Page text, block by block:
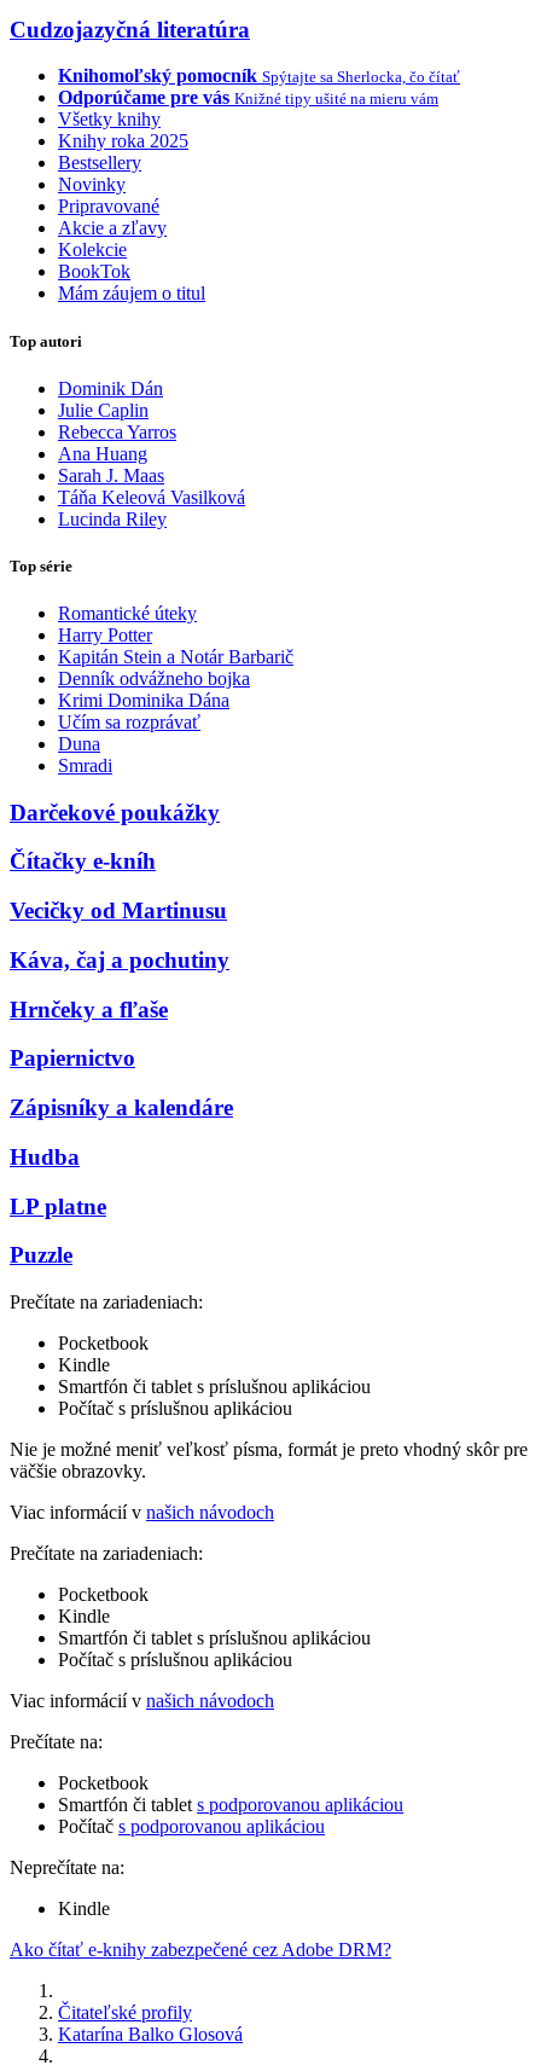
Cudzojazyčná literatúra
Knihomoľský pomocník Spýtajte sa Sherlocka, čo čítať
Odporúčame pre vás Knižné tipy ušité na mieru vám
Všetky knihy
Knihy roka 2025
Bestsellery
Novinky
Pripravované
Akcie a zľavy
Kolekcie
BookTok
Mám záujem o titul
Top autori
Dominik Dán
Julie Caplin
Rebecca Yarros
Ana Huang
Sarah J. Maas
Táňa Keleová Vasilková
Lucinda Riley
Top série
Romantické úteky
Harry Potter
Kapitán Stein a Notár Barbarič
Denník odvážneho bojka
Krimi Dominika Dána
Učím sa rozprávať
Duna
Smradi
Darčekové poukážky
Čítačky e-kníh
Vecičky od Martinusu
Káva, čaj a pochutiny
Hrnčeky a fľaše
Papiernictvo
Zápisníky a kalendáre
Hudba
LP platne
Puzzle
Prečítate na zariadeniach:
Pocketbook
Kindle
Smartfón či tablet s príslušnou aplikáciou
Počítač s príslušnou aplikáciou
Nie je možné meniť veľkosť písma, formát je preto vhodný skôr pre
väčšie obrazovky.
Viac informácií v našich návodoch
Prečítate na zariadeniach:
Pocketbook
Kindle
Smartfón či tablet s príslušnou aplikáciou
Počítač s príslušnou aplikáciou
Viac informácií v našich návodoch
Prečítate na:
Pocketbook
Smartfón či tablet s podporovanou aplikáciou
Počítač s podporovanou aplikáciou
Neprečítate na:
Kindle
Ako čítať e-knihy zabezpečené cez Adobe DRM?
Čitateľské profily
Katarína Balko Glosová